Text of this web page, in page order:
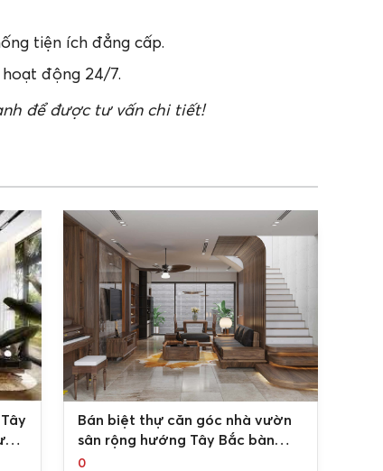
tiện ích đẳng cấp.
động 24/7.
để được tư vấn chi tiết!
Bán biệt thự căn góc nhà vườn
sân rộng hướng Tây Bắc bàn
giao sang trọng kề cận công
0